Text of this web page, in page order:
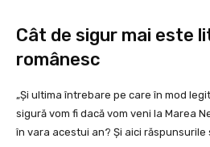
Cât de sigur mai este
românesc
„Și ultima întrebare pe care în mod
sigură vom fi dacă vom veni la Marea
în vara acestui an? Și aici